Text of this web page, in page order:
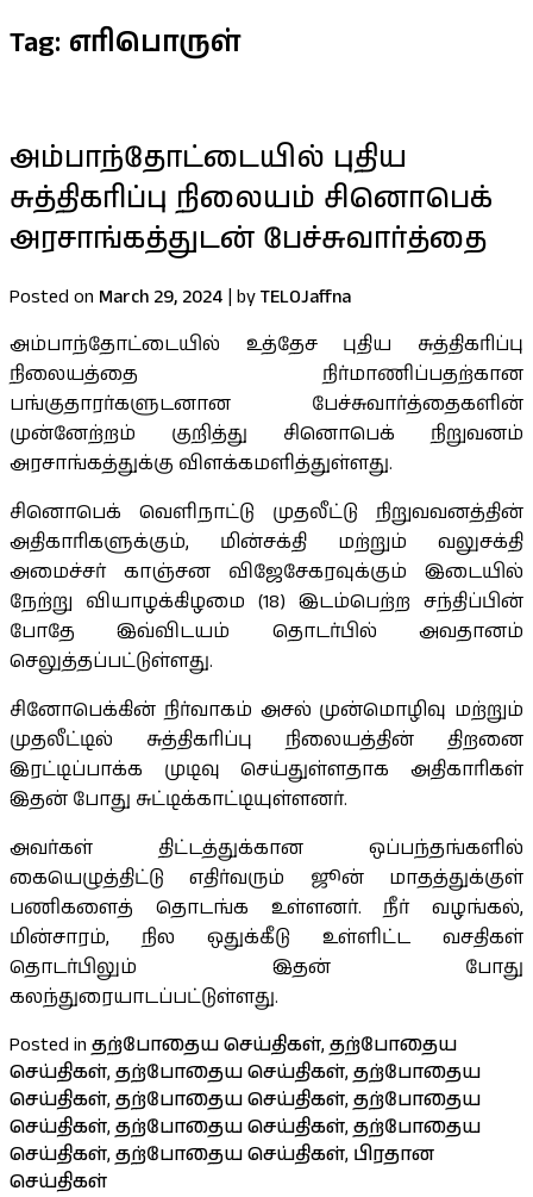
Tag: எரிபொருள்
அம்பாந்தோட்டையில் புதிய
சுத்திகரிப்பு நிலையம் சினொபெக்
அரசாங்கத்துடன் பேச்சுவார்த்தை
Posted on March 29, 2024 | byTELOJaffna
அம்பாந்தோட்டையில் உத்தேச புதிய சுத்திகரிப்பு
நிலையத்தை நிர்மாணிப்பதற்கான
பங்குதாரர்களுடனான பேச்சுவார்த்தைகளின்
முன்னேற்றம் குறித்து சினொபெக் நிறுவனம்
அரசாங்கத்துக்கு விளக்கமளித்துள்ளது.
சினொபெக் வெளிநாட்டு முதலீட்டு நிறுவவனத்தின்
அதிகாரிகளுக்கும், மின்சக்தி மற்றும் வலுசக்தி
அமைச்சர் காஞ்சன விஜேசேகரவுக்கும் இடையில்
நேற்று வியாழக்கிழமை (18) இடம்பெற்ற சந்திப்பின்
போதே இவ்விடயம் தொடர்பில் அவதானம்
செலுத்தப்பட்டுள்ளது.
சினோபெக்கின் நிர்வாகம் அசல் முன்மொழிவு மற்றும்
முதலீட்டில் சுத்திகரிப்பு நிலையத்தின் திறனை
இரட்டிப்பாக்க முடிவு செய்துள்ளதாக அதிகாரிகள்
இதன் போது சுட்டிக்காட்டியுள்ளனர்.
அவர்கள் திட்டத்துக்கான ஒப்பந்தங்களில்
கையெழுத்திட்டு எதிர்வரும் ஜூன் மாதத்துக்குள்
பணிகளைத் தொடங்க உள்ளனர். நீர் வழங்கல்,
மின்சாரம், நில ஒதுக்கீடு உள்ளிட்ட வசதிகள்
தொடர்பிலும் இதன் போது
கலந்துரையாடப்பட்டுள்ளது.
Posted in தற்போதைய செய்திகள், தற்போதைய
செய்திகள், தற்போதைய செய்திகள், தற்போதைய
செய்திகள், தற்போதைய செய்திகள், தற்போதைய
செய்திகள், தற்போதைய செய்திகள், தற்போதைய
செய்திகள், தற்போதைய செய்திகள், பிரதான
செய்திகள்